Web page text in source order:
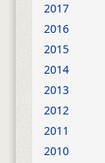
2017
2016
2015
2014
2013
2012
2011
2010